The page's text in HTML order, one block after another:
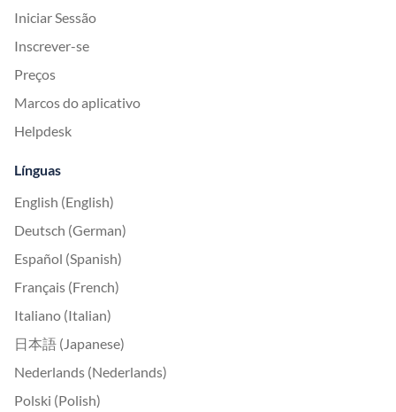
Iniciar Sessão
Inscrever-se
Preços
Marcos do aplicativo
Helpdesk
Línguas
English (English)
Deutsch (German)
Español (Spanish)
Français (French)
Italiano (Italian)
日本語 (Japanese)
Nederlands (Nederlands)
Polski (Polish)